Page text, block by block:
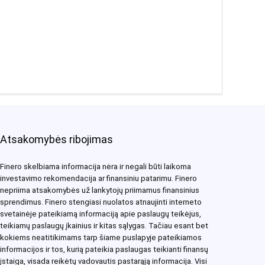
Atsakomybės ribojimas
Finero skelbiama informacija nėra ir negali būti laikoma
investavimo rekomendacija ar finansiniu patarimu. Finero
nepriima atsakomybės už lankytojų priimamus finansinius
sprendimus. Finero stengiasi nuolatos atnaujinti interneto
svetainėje pateikiamą informaciją apie paslaugų teikėjus,
teikiamų paslaugų įkainius ir kitas sąlygas. Tačiau esant bet
kokiems neatitikimams tarp šiame puslapyje pateikiamos
informacijos ir tos, kurią pateikia paslaugas teikianti finansų
įstaiga, visada reikėtų vadovautis pastarąją informacija. Visi